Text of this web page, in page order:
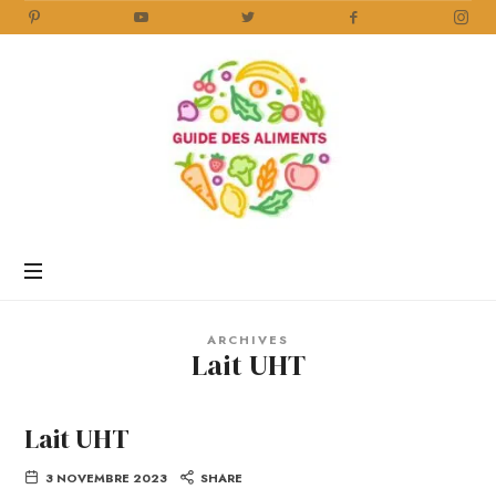
Aliments
ARCHIVES
Lait UHT
Lait UHT
3 NOVEMBRE 2023 SHARE